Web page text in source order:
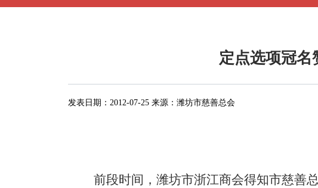
定点选项冠
发表日期： 2012-07-25 来源： 潍坊市慈善总会
前段时间，潍坊市浙江商会得知市慈善